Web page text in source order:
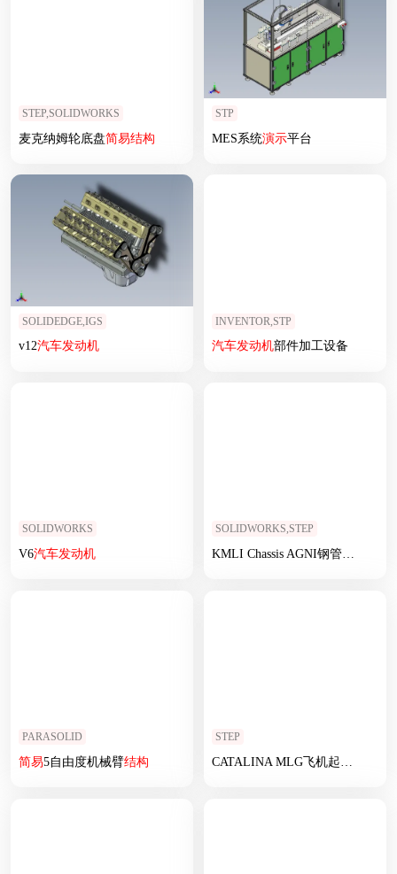
STEP,SOLIDWORKS
麦克纳姆轮底盘简易结构
STP
MES系统演示平台
SOLIDEDGE,IGS
v12汽车发动机
INVENTOR,STP
汽车发动机部件加工设备
SOLIDWORKS
V6汽车发动机
SOLIDWORKS,STEP
PARASOLID
简易5自由度机械臂结构
STEP